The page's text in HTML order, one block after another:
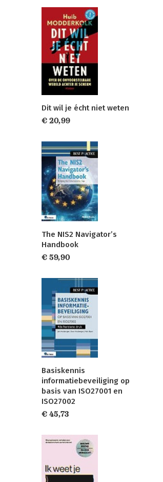
Dit wil je écht niet weten
€ 20,99
The NIS2 Navigator’s
Handbook
€ 59,90
Basiskennis
informatiebeveiliging op
basis van ISO27001 en
ISO27002
€ 45,73